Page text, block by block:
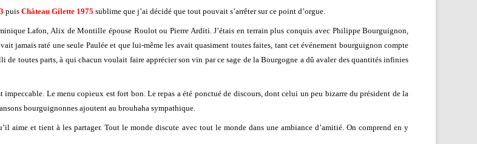
puis Château Gilette 1975 sublime que j’ai décidé que tout pouvait s’arrêter sur ce point d’orgue.
Lafon, Alix de Montille épouse Roulot ou Pierre Arditi. J’étais en terrain plus conquis avec Philippe Bourguignon,
jamais raté une seule Paulée et que lui-même les avait quasiment toutes faites, tant cet événement bourguignon compte
de toutes parts, à qui chacun voulait faire apprécier son vin par ce sage de la Bourgogne a dû avaler des quantités infinies
Le menu copieux est fort bon. Le repas a été ponctué de discours, dont celui un peu bizarre du président de la
bourguignonnes ajoutent au brouhaha sympathique.
aime et tient à les partager. Tout le monde discute avec tout le monde dans une ambiance d’amitié. On comprend en y